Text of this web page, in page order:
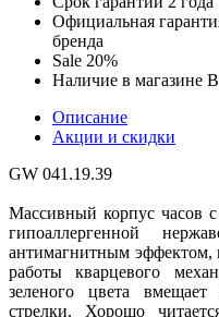
Официальная
бренда
Sale 20%
Наличие в магазине В
Описание
Акции и скидки
GW 041.19.39
Массивный корпус часов
гипоаллергенной
антимагнитным эффектом,
работы кварцевого
зеленого цвета
стрелки. Хорошо